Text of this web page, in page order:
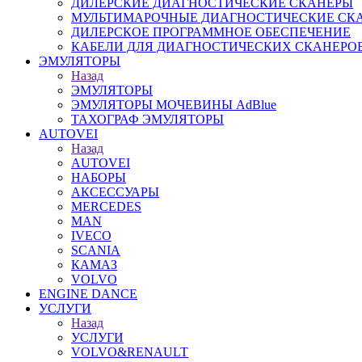
ДИЛЕРСКИЕ ДИАГНОСТИЧЕСКИЕ СКАНЕРЫ
МУЛЬТИМАРОЧНЫЕ ДИАГНОСТИЧЕСКИЕ
ДИЛЕРСКОЕ ПРОГРАММНОЕ ОБЕСПЕЧЕНИЕ
КАБЕЛИ ДЛЯ ДИАГНОСТИЧЕСКИХ
ЭМУЛЯТОРЫ
Назад
ЭМУЛЯТОРЫ
ЭМУЛЯТОРЫ МОЧЕВИНЫ АdBlue
ТАХОГРАФ ЭМУЛЯТОРЫ
AUTOVEI
Назад
AUTOVEI
НАБОРЫ
АКСЕССУАРЫ
MERCEDES
MAN
IVECO
SCANIA
КАМАЗ
VOLVO
ENGINE DANCE
УСЛУГИ
Назад
УСЛУГИ
VOLVO&RENAULT